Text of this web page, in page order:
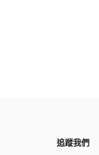
追蹤我們